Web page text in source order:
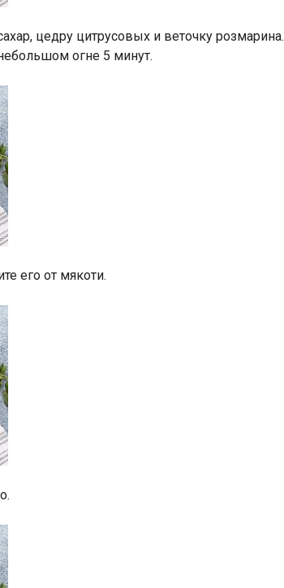
цедру цитрусовых и веточку розмарина.
огне 5 минут.
его от мякоти.